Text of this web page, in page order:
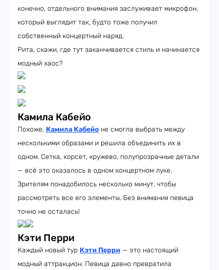
конечно, отдельного внимания заслуживает микрофон,
который выглядит так, будто тоже получил
собственный концертный наряд.
Рита, скажи, где тут заканчивается стиль и начинается
модный хаос?
Камила Кабейо
Похоже, Камила Кабейо не смогла выбрать между
несколькими образами и решила объединить их в
одном. Сетка, корсет, кружево, полупрозрачные детали
— всё это оказалось в одном концертном луке.
Зрителям понадобилось несколько минут, чтобы
рассмотреть все его элементы. Без внимания певица
точно не осталась!
Кэти Перри
Каждый новый тур Кэти Перри — это настоящий
модный аттракцион. Певица давно превратила